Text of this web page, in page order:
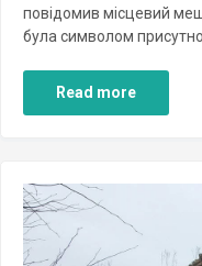
повідомив місцевий
була символом
Read more